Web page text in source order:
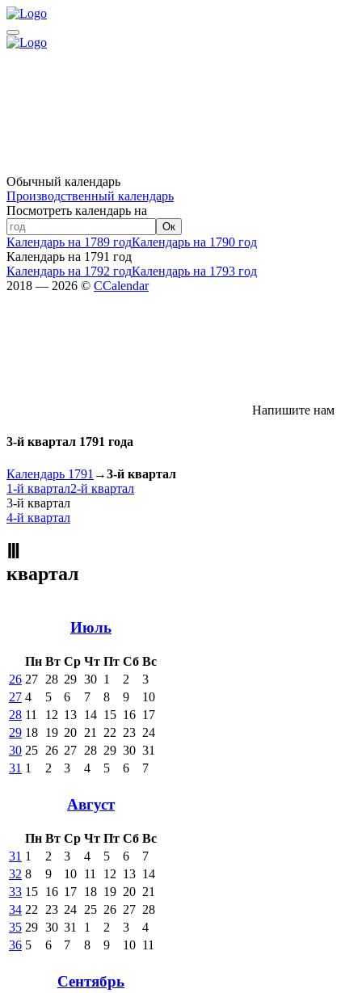
Обычный календарь
Производственный календарь
Посмотреть календарь на
Ок
Календарь на 1789 годКалендарь на 1790 год
Календарь на 1791 год
Календарь на 1792 годКалендарь на 1793 год
2018 — 2026 © CCalendar
Напишите нам
3-й квартал 1791 года
Календарь 1791 →3-й квартал
1-й квартал2-й квартал
3-й квартал
4-й квартал
квартал
Июль
Пн Вт Ср Чт Пт Сб Вс
26 27 28 29 30 1 2
3
27 4 5 6 7 8 9
10
28 11 12 13 14 15 16 17
29 18 19 20 21 22 23 24
30 25 26 27 28 29 30 31
31 1 2 3 4 5 6 7
Август
Пн Вт Ср Чт Пт Сб Вс
31 1 2 3 4 5 6
7
32 8 9 10 11 12 13 14
33 15 16 17 18 19 20 21
34 22 23 24 25 26 27 28
35 29 30 31 1 2 3
4
36 5 6 7 8 9 10 11
Сентябрь